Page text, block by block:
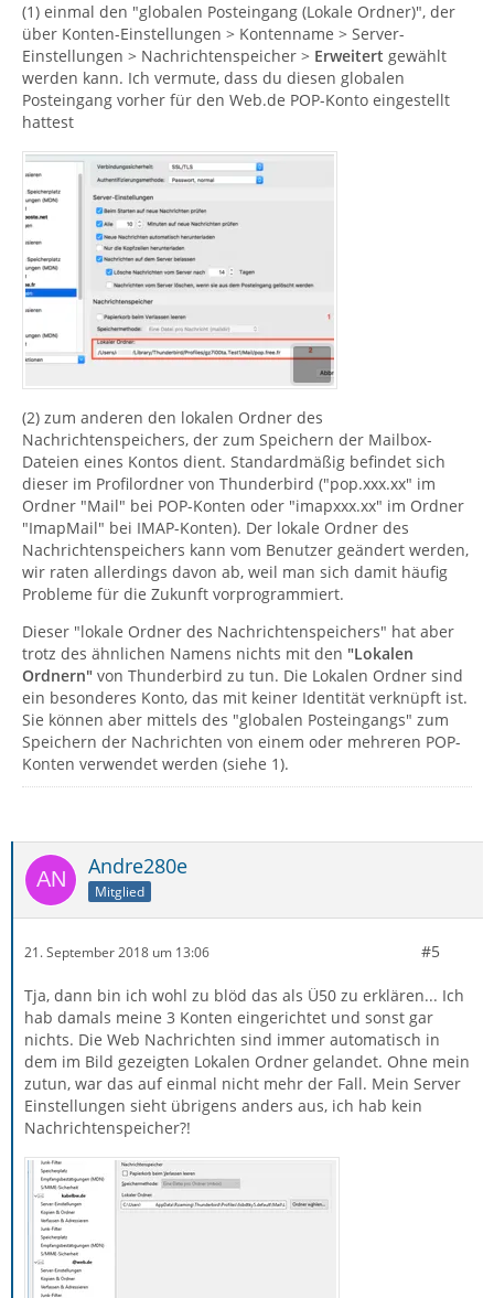
(1) einmal den "globalen Posteingang (Lokale Ordner)", der
über Konten-Einstellungen > Kontenname > Server-
Einstellungen > Nachrichtenspeicher > Erweitert gewählt
werden kann. Ich vermute, dass du diesen globalen
Posteingang vorher für den Web.de POP-Konto eingestellt
hattest
(2) zum anderen den lokalen Ordner des
Nachrichtenspeichers, der zum Speichern der Mailbox-
Dateien eines Kontos dient. Standardmäßig befindet sich
dieser im Profilordner von Thunderbird ("pop.xxx.xx" im
Ordner "Mail" bei POP-Konten oder "imapxxx.xx" im Ordner
"ImapMail" bei IMAP-Konten). Der lokale Ordner des
Nachrichtenspeichers kann vom Benutzer geändert werden,
wir raten allerdings davon ab, weil man sich damit häufig
Probleme für die Zukunft vorprogrammiert.
Dieser "lokale Ordner des Nachrichtenspeichers" hat aber
trotz des ähnlichen Namens nichts mit den "Lokalen
Ordnern" von Thunderbird zu tun. Die Lokalen Ordner sind
ein besonderes Konto, das mit keiner Identität verknüpft ist.
Sie können aber mittels des "globalen Posteingangs" zum
Speichern der Nachrichten von einem oder mehreren POP-
Konten verwendet werden (siehe 1).
Andre280e
Mitglied
21. September 2018 um 13:06 #5
Tja, dann bin ich wohl zu blöd das als Ü50 zu erklären... Ich
hab damals meine 3 Konten eingerichtet und sonst gar
nichts. Die Web Nachrichten sind immer automatisch in
dem im Bild gezeigten Lokalen Ordner gelandet. Ohne mein
zutun, war das auf einmal nicht mehr der Fall. Mein Server
Einstellungen sieht übrigens anders aus, ich hab kein
Nachrichtenspeicher?!